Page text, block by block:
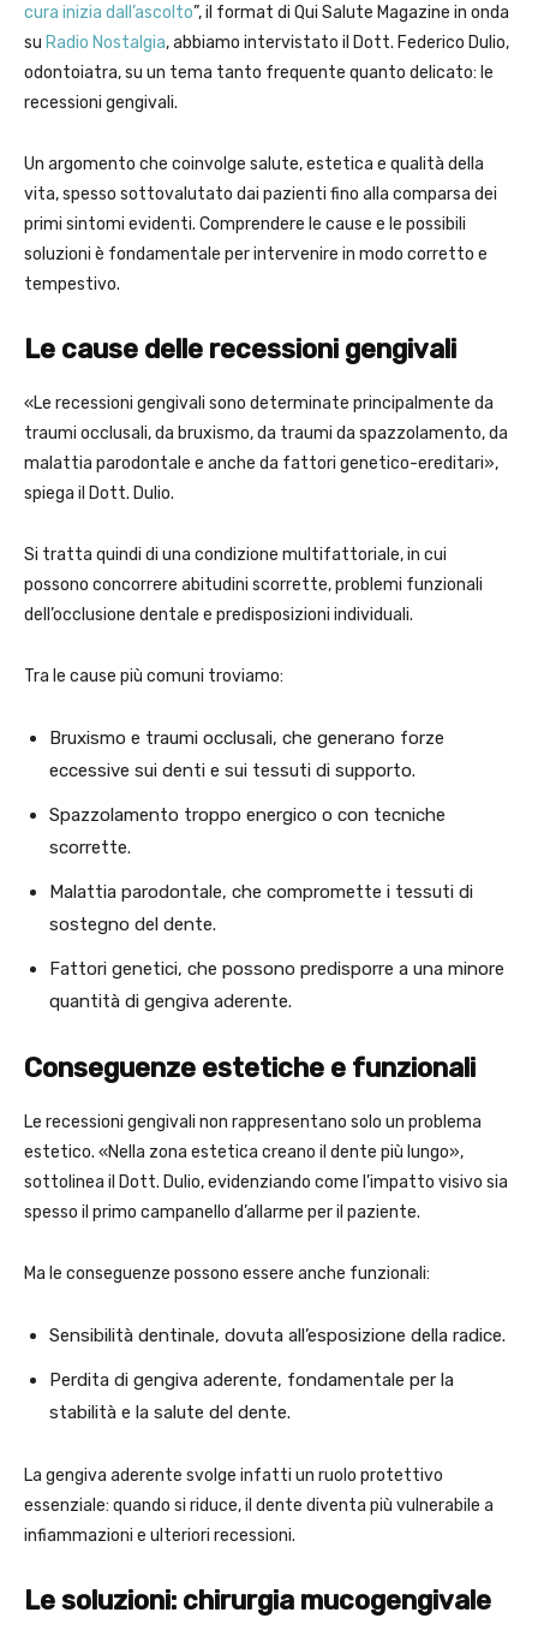
cura inizia dall’ascolto”, il format di Qui Salute Magazine in onda
su Radio Nostalgia, abbiamo intervistato il Dott. Federico Dulio,
odontoiatra, su un tema tanto frequente quanto delicato: le
recessioni gengivali.
Un argomento che coinvolge salute, estetica e qualità della
vita, spesso sottovalutato dai pazienti fino alla comparsa dei
primi sintomi evidenti. Comprendere le cause e le possibili
soluzioni è fondamentale per intervenire in modo corretto e
tempestivo.
Le cause delle recessioni gengivali
«Le recessioni gengivali sono determinate principalmente da
traumi occlusali, da bruxismo, da traumi da spazzolamento, da
malattia parodontale e anche da fattori genetico-ereditari»,
spiega il Dott. Dulio.
Si tratta quindi di una condizione multifattoriale, in cui
possono concorrere abitudini scorrette, problemi funzionali
dell’occlusione dentale e predisposizioni individuali.
Tra le cause più comuni troviamo:
Bruxismo e traumi occlusali, che generano forze
eccessive sui denti e sui tessuti di supporto.
Spazzolamento troppo energico o con tecniche
scorrette.
Malattia parodontale, che compromette i tessuti di
sostegno del dente.
Fattori genetici, che possono predisporre a una minore
quantità di gengiva aderente.
Conseguenze estetiche e funzionali
Le recessioni gengivali non rappresentano solo un problema
estetico. «Nella zona estetica creano il dente più lungo»,
sottolinea il Dott. Dulio, evidenziando come l’impatto visivo sia
spesso il primo campanello d’allarme per il paziente.
Ma le conseguenze possono essere anche funzionali:
Sensibilità dentinale, dovuta all’esposizione della radice.
Perdita di gengiva aderente, fondamentale per la
stabilità e la salute del dente.
La gengiva aderente svolge infatti un ruolo protettivo
essenziale: quando si riduce, il dente diventa più vulnerabile a
infiammazioni e ulteriori recessioni.
Le soluzioni: chirurgia mucogengivale